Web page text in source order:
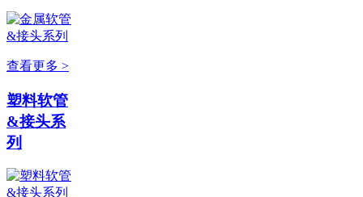
查看更多 >
塑料软管
&接头系
列